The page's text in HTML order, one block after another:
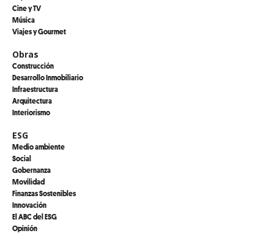
Cine y TV
Música
Viajes y Gourmet
Obras
Construcción
Desarrollo Inmobiliario
Infraestructura
Arquitectura
Interiorismo
ESG
Medio ambiente
Social
Gobernanza
Movilidad
Finanzas Sostenibles
Innovación
El ABC del ESG
Opinión